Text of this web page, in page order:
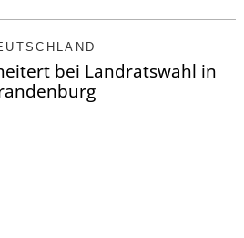
bei Landratswahl in